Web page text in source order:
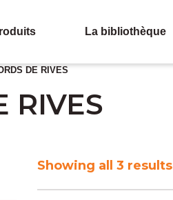
La bibliothèque
DE RIVES
RIVES
Showing all 3 results